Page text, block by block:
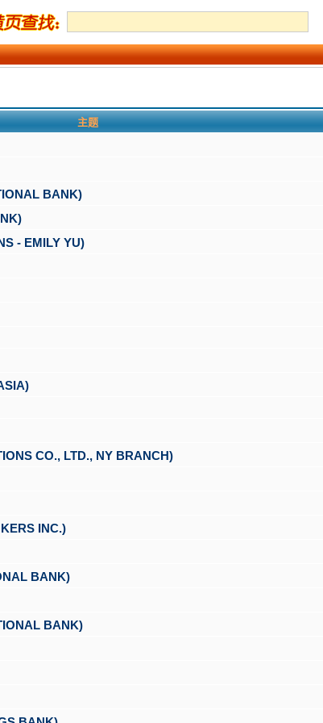
主题
BANK)
- EMILY YU)
CO., LTD., NY BRANCH)
INC.)
BANK)
BANK)